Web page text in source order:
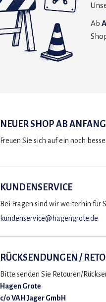
Ab
NEUER SHOP AB
Freuen Sie sich auf ein noch
KUNDENSERVICE
Bei Fragen sind wir weiterhin für
kundenservice@hagengrote.de
RÜCKSENDUNGEN /
Bitte senden Sie Retouren/
Hagen Grote
c/o VAH Jager GmbH